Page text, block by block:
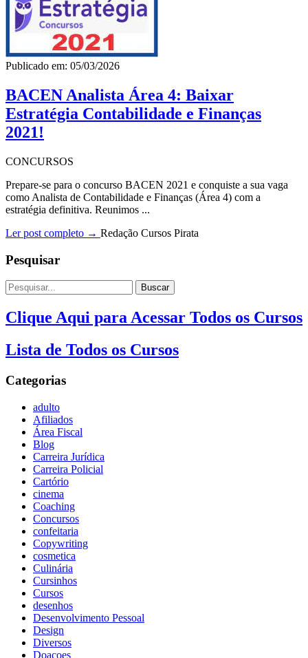
Publicado em: 05/03/2026
BACEN Analista Área 4: Baixar
Estratégia Contabilidade e Finanças
2021!
CONCURSOS
Prepare-se para o concurso BACEN 2021 e conquiste a sua vaga
como Analista de Contabilidade e Finanças (Área 4) com a
estratégia definitiva. Reunimos ...
Ler post completo → Redação Cursos Pirata
Pesquisar
Buscar
Clique Aqui para Acessar Todos os Cursos
Lista de Todos os Cursos
Categorias
adulto
Afiliados
Área Fiscal
Blog
Carreira Jurídica
Carreira Policial
Cartório
cinema
Coaching
Concursos
confeitaria
Copywriting
cosmetica
Culinária
Cursinhos
Cursos
desenhos
Desenvolvimento Pessoal
Design
Diversos
Doaçoes